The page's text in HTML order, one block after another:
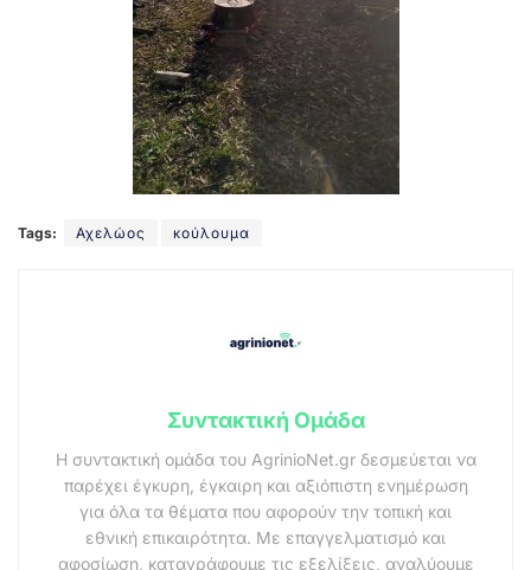
Tags: Αχελώος κούλουμα
Συντακτική Ομάδα
Η συντακτική ομάδα του AgrinioNet.gr δεσμεύεται να
παρέχει έγκυρη, έγκαιρη και αξιόπιστη ενημέρωση
για όλα τα θέματα που αφορούν την τοπική και
εθνική επικαιρότητα. Με επαγγελματισμό και
αφοσίωση, καταγράφουμε τις εξελίξεις, αναλύουμε